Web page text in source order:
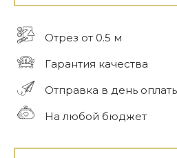
Отрез от 0.5 м
Гарантия качества
Отправка в день
На любой бюджет